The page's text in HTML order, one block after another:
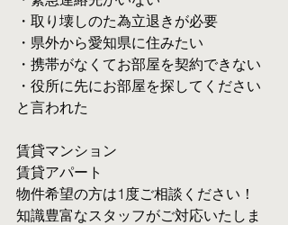
・取り壊しのた為立退きが必要
・県外から愛知県に住みたい
・携帯がなくてお部屋を契約できない
・役所に先にお部屋を探してください
と言われた
賃貸マンション
賃貸アパート
物件希望の方は1度ご相談ください！
知識豊富なスタッフがご対応いたしま